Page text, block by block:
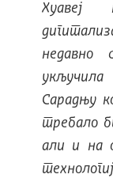
недавно
Сарадњу
требало
али и на